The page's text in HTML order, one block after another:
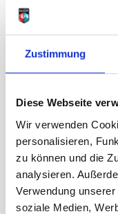
Zustimmung
Diese Webseite
Wir verwenden
personalisieren,
zu können und die
analysieren.
Verwendung
soziale Medien,
Größe
XS L